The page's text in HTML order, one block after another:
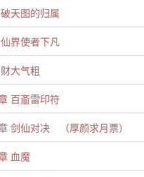
天图的归属
界使者下凡
大气粗
百齑雷印符
剑仙对决 （厚颜求月票）
血魔